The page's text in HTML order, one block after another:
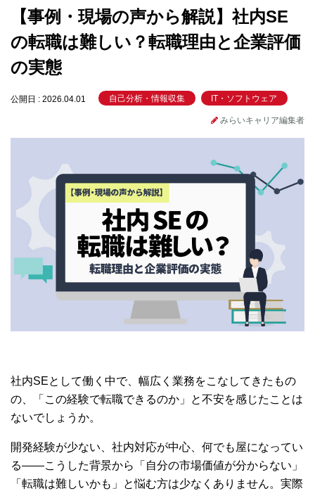
【事例・現場の声から解説】社内SE
の転職は難しい？転職理由と企業評価
の実態
公開日 : 2026.04.01 自己分析・情報収集 IT・ソフトウェア
みらいキャリア編集者
社内SEとして働く中で、幅広く業務をこなしてきたもの
の、「この経験で転職できるのか」と不安を感じたことは
ないでしょうか。
開発経験が少ない、社内対応が中心、何でも屋になってい
る——こうした背景から「自分の市場価値が分からない」
「転職は難しいかも」と悩む方は少なくありません。実際